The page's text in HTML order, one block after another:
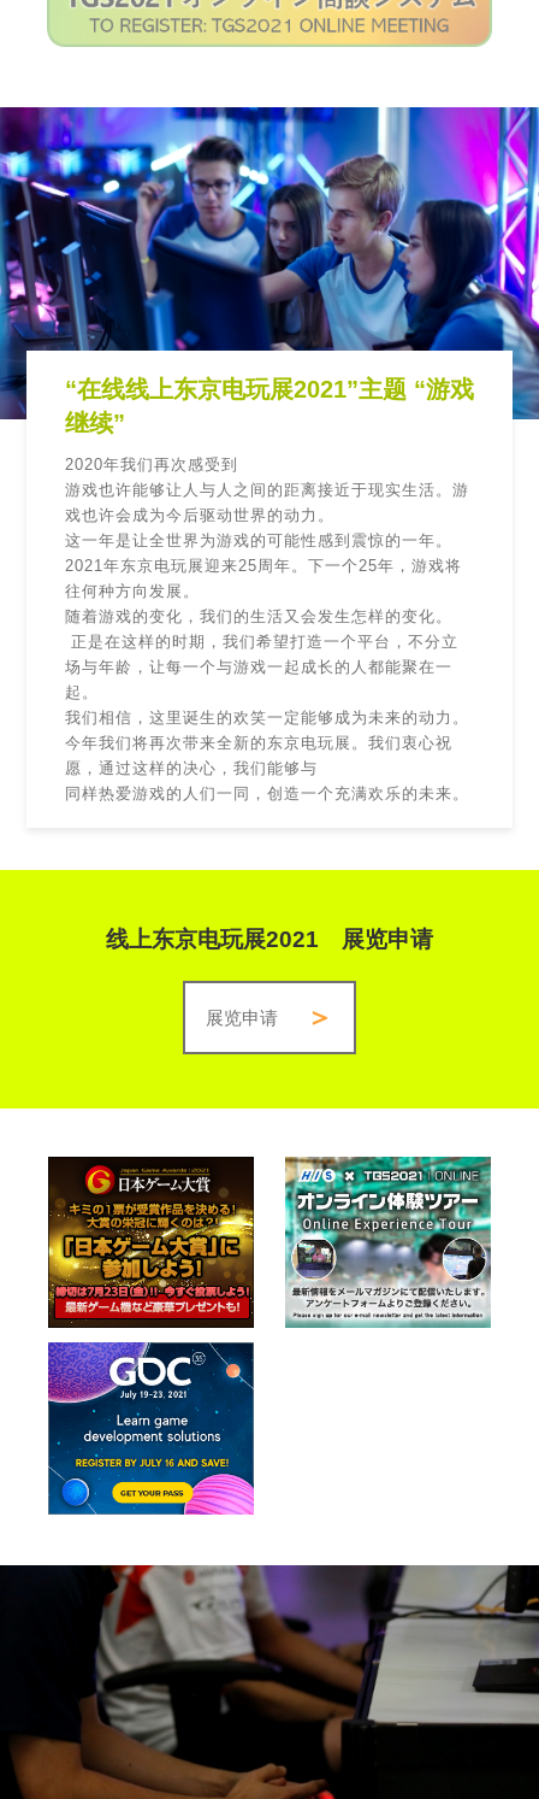
“在线线上东京电玩展2021”主题 “游戏
继续”
2020年我们再次感受到
游戏也许能够让人与人之间的距离接近于现实生活。游
戏也许会成为今后驱动世界的动力。
这一年是让全世界为游戏的可能性感到震惊的一年。
2021年东京电玩展迎来25周年。下一个25年，游戏将
往何种方向发展。
随着游戏的变化，我们的生活又会发生怎样的变化。
正是在这样的时期，我们希望打造一个平台，不分立
场与年龄，让每一个与游戏一起成长的人都能聚在一
起。
我们相信，这里诞生的欢笑一定能够成为未来的动力。
今年我们将再次带来全新的东京电玩展。我们衷心祝
愿，通过这样的决心，我们能够与
同样热爱游戏的人们一同，创造一个充满欢乐的未来。
线上东京电玩展2021 展览申请
展览申请